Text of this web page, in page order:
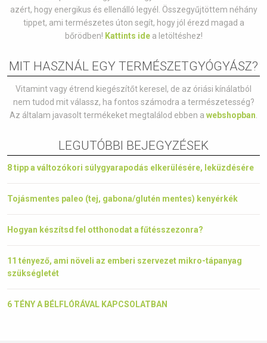
azért, hogy energikus és ellenálló legyél. Összegyűjtöttem néhány
tippet, ami természetes úton segít, hogy jól érezd magad a
bőrödben! Kattints idea letöltéshez!
MIT HASZNÁL EGY TERMÉSZETGYÓGYÁSZ?
Vitamint vagy étrend kiegészítőt keresel, de az óriási kínálatból
nem tudod mit válassz, ha fontos számodra a természetesség?
Az általam javasolt termékeket megtalálod ebben a webshopban
LEGUTÓBBI BEJEGYZÉSEK
8 tipp a változókori súlygyarapodás elkerülésére, leküzdésére
Tojásmentes paleo (tej, gabona/glutén mentes) kenyérkék
Hogyan készítsd fel otthonodat a fűtésszezonra?
11 tényező, ami növeli az emberi szervezet mikro-tápanyag
szükségletét
6 TÉNY A BÉLFLÓRÁVAL KAPCSOLATBAN